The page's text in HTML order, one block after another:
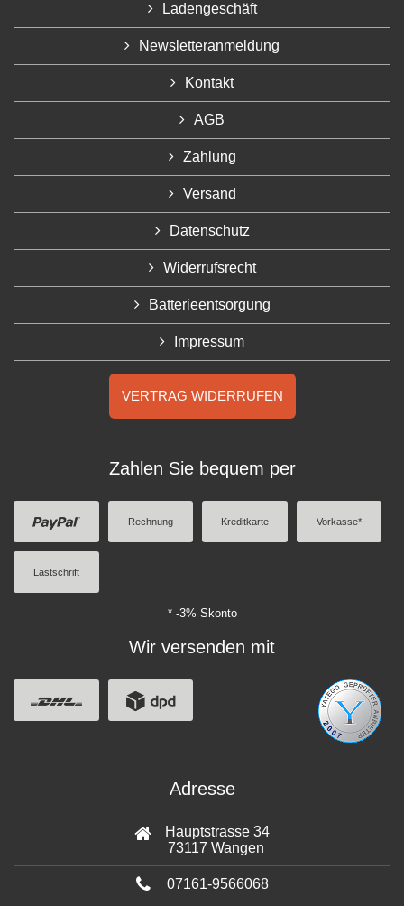
Ladengeschäft
Newsletteranmeldung
Kontakt
AGB
Zahlung
Versand
Datenschutz
Widerrufsrecht
Batterieentsorgung
Impressum
VERTRAG WIDERRUFEN
Zahlen Sie bequem per
Rechnung Kreditkarte Vorkasse*
Lastschrift
* -3% Skonto
Wir versenden mit
Adresse
Hauptstrasse 34
73117 Wangen
07161-9566068